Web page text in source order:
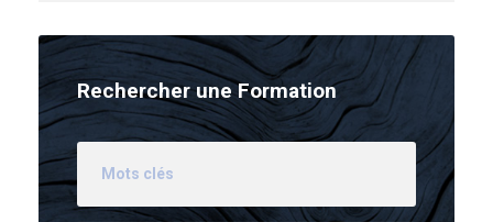
Rechercher une Formation